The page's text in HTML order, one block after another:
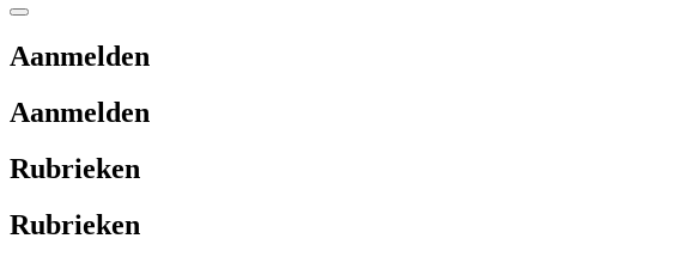
Aanmelden
Aanmelden
Rubrieken
Rubrieken